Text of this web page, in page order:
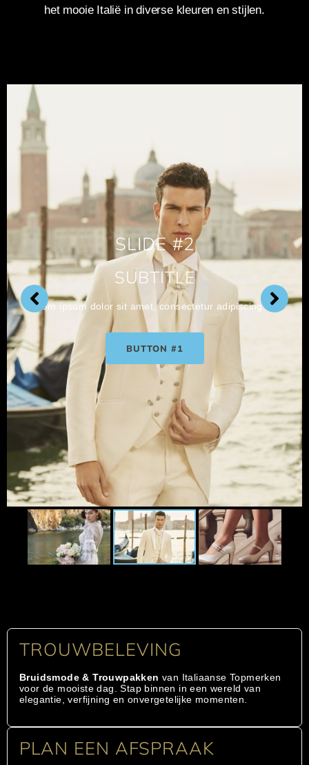
het mooie Italië in diverse kleuren en stijlen.
SLIDE #2
SUBTITLE
Lorem ipsum dolor sit amet, consectetur adipiscing elit.
BUTTON #1
TROUWBELEVING
Bruidsmode & Trouwpakken van Italiaanse Topmerken
voor de mooiste dag. Stap binnen in een wereld van
elegantie, verfijning en onvergetelijke momenten.
PLAN EEN AFSPRAAK